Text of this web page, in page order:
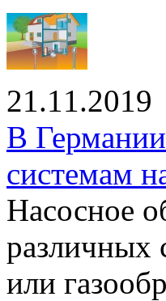
21.11.2019
В
системам
Насосное
различных
или